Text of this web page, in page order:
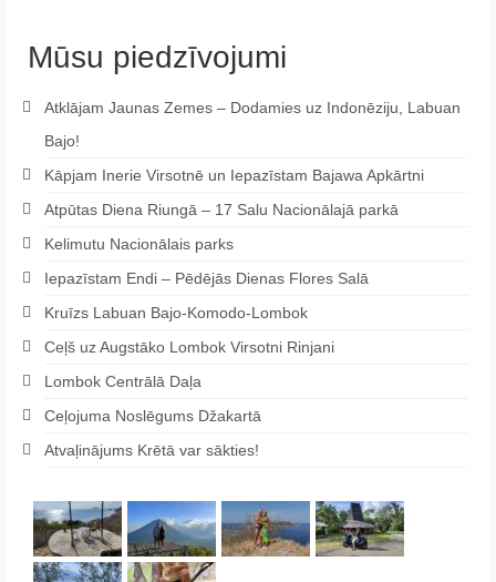
Mūsu piedzīvojumi
Atklājam Jaunas Zemes – Dodamies uz Indonēziju, Labuan
Bajo!
Kāpjam Inerie Virsotnē un Iepazīstam Bajawa Apkārtni
Atpūtas Diena Riungā – 17 Salu Nacionālajā parkā
Kelimutu Nacionālais parks
Iepazīstam Endi – Pēdējās Dienas Flores Salā
Kruīzs Labuan Bajo-Komodo-Lombok
Ceļš uz Augstāko Lombok Virsotni Rinjani
Lombok Centrālā Daļa
Ceļojuma Noslēgums Džakartā
Atvaļinājums Krētā var sākties!